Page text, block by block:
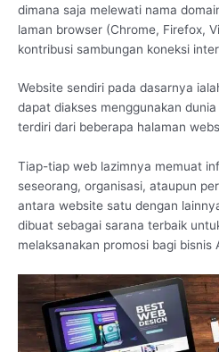
dimana saja melewati nama
laman browser (Chrome, Firefox,
kontribusi sambungan koneksi
Website sendiri pada dasarnya
dapat diakses menggunakan
terdiri dari beberapa halaman
Tiap-tiap web lazimnya memuat
seseorang, organisasi, ataupun
antara website satu dengan
dibuat sebagai sarana terbaik
melaksanakan promosi bagi bisnis